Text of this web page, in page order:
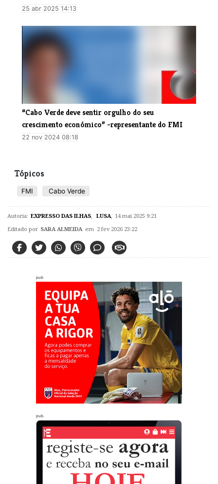
25 abr 2025 14:13
“Cabo Verde deve sentir orgulho do seu
crescimento económico” -representante do FMI
22 nov 2024 08:18
Tópicos
FMI Cabo Verde
Autoria: EXPRESSO DAS ILHAS LUSA 14 mai 2025 9:21
Editado por SARA ALMEIDA em 2 fev 2026 23:22
pub
pub.